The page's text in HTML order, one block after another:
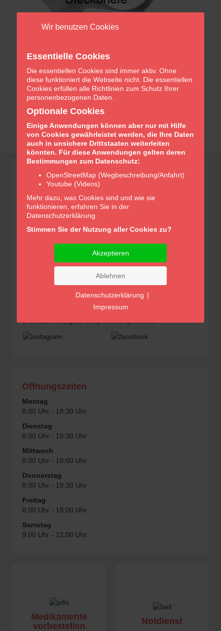
Glocken-Apotheke Apolda
Inhaber/in Dr. Annett Fischer e.K.
99510 Apolda
0 36 44 / 55 03 69
Öffnungszeiten
Montag
8:00 Uhr - 18:30 Uhr
Dienstag
8:00 Uhr - 18:30 Uhr
Mittwoch
8:00 Uhr - 18:00 Uhr
Donnerstag
8:00 Uhr - 18:30 Uhr
Freitag
8:00 Uhr - 18:00 Uhr
Samstag
9:00 Uhr - 12:00 Uhr
Medikamente
vorbestellen
Notdienst
Wir benutzen Cookies
Essentielle Cookies
Die essentiellen Cookies sind immer aktiv. Ohne
diese funktioniert die Webseite nicht. Die essentiellen
Cookies erfüllen alle Richtlinien zum Schutz Ihrer
personenbezogenen Daten.
Optionale Cookies
Einige Anwendungen können aber nur mit Hilfe
von Cookies gewährleistet werden, die Ihre Daten
auch in unsichere Drittstaaten weiterleiten
könnten. Für diese Anwendungen gelten deren
Bestimmungen zum Datenschutz:
OpenStreetMap (Wegbeschreibung/Anfahrt)
Youtube (Videos)
Mehr dazu, was Cookies sind und wie sie
funktionieren, erfahren Sie in der
Datenschutzerklärung.
Stimmen Sie der Nutzung aller Cookies zu?
Akzeptieren
Ablehnen
Datenschutzerklärung |
Impressum